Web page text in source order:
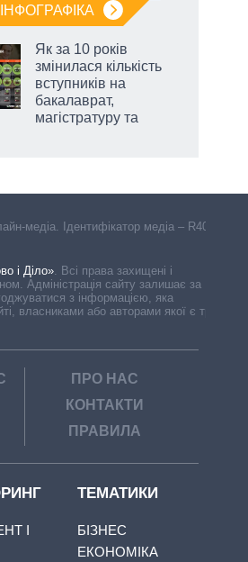
ІНФОГРАФІКА
Як за 10 років
змінилася кількість
вступників на
бакалаврат,
магістратуру та
медіа. Ідентифікатор медіа – R40-
і Діло». Всі права захищені і
Адміністрація сайту залишає за
з інформацією, яка
власниками або авторами якої є треті
ПРО НАС
КОНТАКТИ
ПРАВИЛА
І
ТЕМАТИКИ
БІЗНЕС
ЕКОНОМІКА